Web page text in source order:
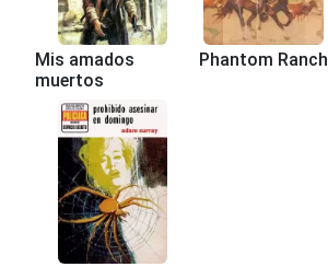
Mis amados
muertos
Phantom Ranch